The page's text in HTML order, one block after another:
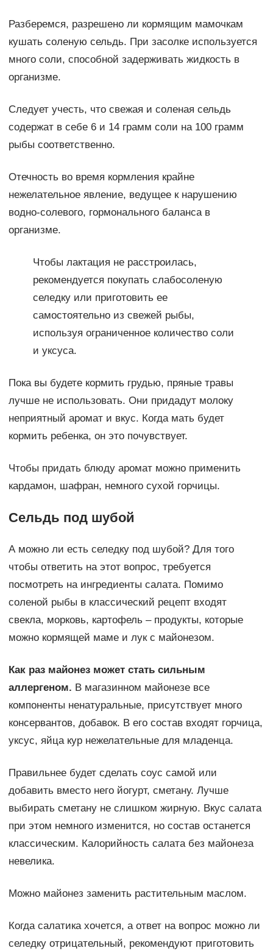
Разберемся, разрешено ли кормящим мамочкам
кушать соленую сельдь. При засолке используется
много соли, способной задерживать жидкость в
организме.
Следует учесть, что свежая и соленая сельдь
содержат в себе 6 и 14 грамм соли на 100 грамм
рыбы соответственно.
Отечность во время кормления крайне
нежелательное явление, ведущее к нарушению
водно-солевого, гормонального баланса в
организме.
Чтобы лактация не расстроилась,
рекомендуется покупать слабосоленую
селедку или приготовить ее
самостоятельно из свежей рыбы,
используя ограниченное количество соли
и уксуса.
Пока вы будете кормить грудью, пряные травы
лучше не использовать. Они придадут молоку
неприятный аромат и вкус. Когда мать будет
кормить ребенка, он это почувствует.
Чтобы придать блюду аромат можно применить
кардамон, шафран, немного сухой горчицы.
Сельдь под шубой
А можно ли есть селедку под шубой? Для того
чтобы ответить на этот вопрос, требуется
посмотреть на ингредиенты салата. Помимо
соленой рыбы в классический рецепт входят
свекла, морковь, картофель – продукты, которые
можно кормящей маме и лук с майонезом.
Как раз майонез может стать сильным
аллергеном. В магазинном майонезе все
компоненты ненатуральные, присутствует много
консервантов, добавок. В его состав входят горчица,
уксус, яйца кур нежелательные для младенца.
Правильнее будет сделать соус самой или
добавить вместо него йогурт, сметану. Лучше
выбирать сметану не слишком жирную. Вкус салата
при этом немного изменится, но состав останется
классическим. Калорийность салата без майонеза
невелика.
Можно майонез заменить растительным маслом.
Когда салатика хочется, а ответ на вопрос можно ли
селедку отрицательный, рекомендуют приготовить